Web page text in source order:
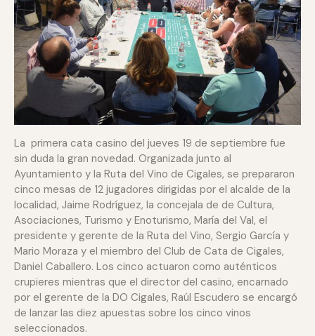
La primera cata casino del jueves 19 de septiembre fue
sin duda la gran novedad. Organizada junto al
Ayuntamiento y la Ruta del Vino de Cigales, se prepararon
cinco mesas de 12 jugadores dirigidas por el alcalde de la
localidad, Jaime Rodríguez, la concejala de de Cultura,
Asociaciones, Turismo y Enoturismo, María del Val, el
presidente y gerente de la Ruta del Vino, Sergio García y
Mario Moraza y el miembro del Club de Cata de Cigales,
Daniel Caballero. Los cinco actuaron como auténticos
crupieres mientras que el director del casino, encarnado
por el gerente de la DO Cigales, Raúl Escudero se encargó
de lanzar las diez apuestas sobre los cinco vinos
seleccionados.